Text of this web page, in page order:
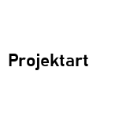
Projektart